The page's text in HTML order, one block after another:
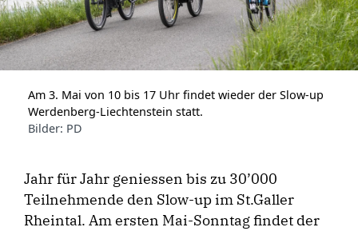
Am 3. Mai von 10 bis 17 Uhr findet wieder der Slow-up
Werdenberg-Liechtenstein statt.
Bilder: PD
Jahr für Jahr geniessen bis zu 30’000
Teilnehmende den Slow-up im St.Galler
Rheintal. Am ersten Mai-Sonntag findet der